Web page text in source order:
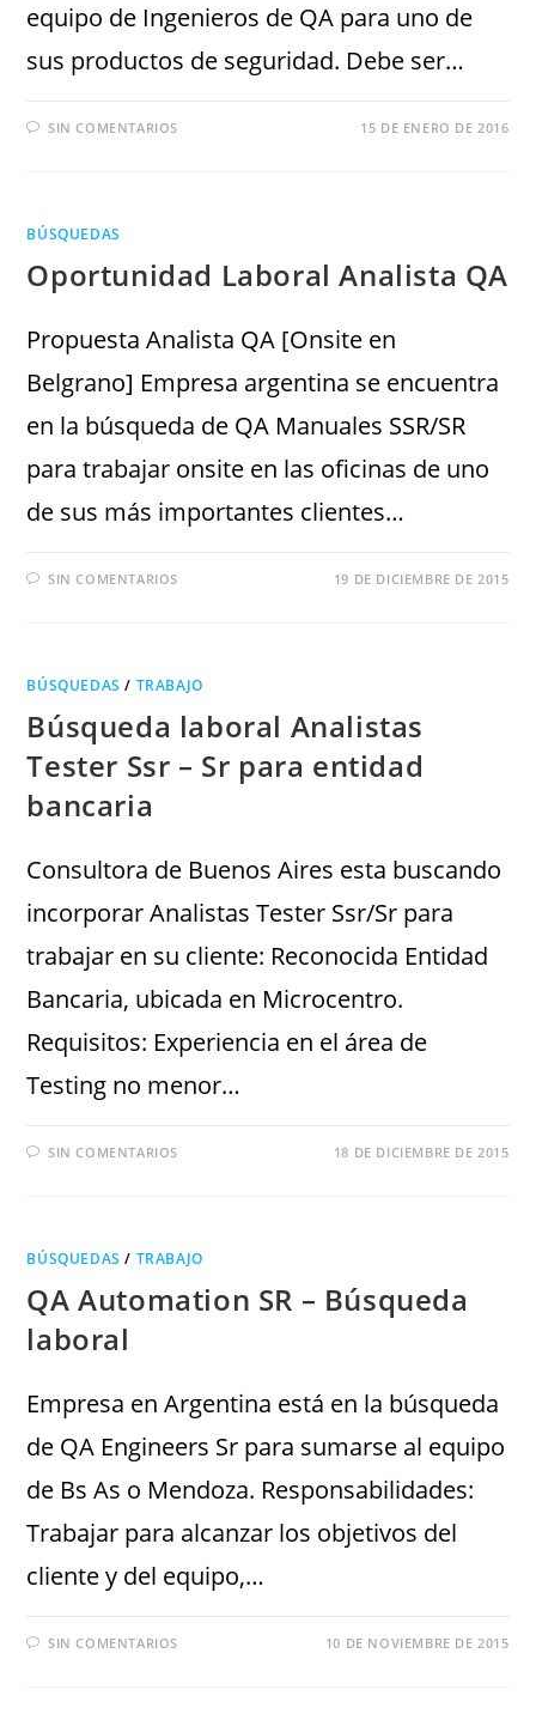
equipo de Ingenieros de QA para uno de
sus productos de seguridad. Debe ser…
SIN COMENTARIOS 15 DE ENERO DE 2016
BÚSQUEDAS
Oportunidad Laboral Analista QA
Propuesta Analista QA [Onsite en
Belgrano] Empresa argentina se encuentra
en la búsqueda de QA Manuales SSR/SR
para trabajar onsite en las oficinas de uno
de sus más importantes clientes…
SIN COMENTARIOS 19 DE DICIEMBRE DE 2015
BÚSQUEDAS / TRABAJO
Búsqueda laboral Analistas
Tester Ssr – Sr para entidad
bancaria
Consultora de Buenos Aires esta buscando
incorporar Analistas Tester Ssr/Sr para
trabajar en su cliente: Reconocida Entidad
Bancaria, ubicada en Microcentro.
Requisitos: Experiencia en el área de
Testing no menor…
SIN COMENTARIOS 18 DE DICIEMBRE DE 2015
BÚSQUEDAS / TRABAJO
QA Automation SR – Búsqueda
laboral
Empresa en Argentina está en la búsqueda
de QA Engineers Sr para sumarse al equipo
de Bs As o Mendoza. Responsabilidades:
Trabajar para alcanzar los objetivos del
cliente y del equipo,…
SIN COMENTARIOS 10 DE NOVIEMBRE DE 2015